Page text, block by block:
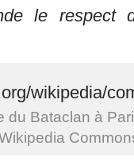
le respect
du Bataclan à